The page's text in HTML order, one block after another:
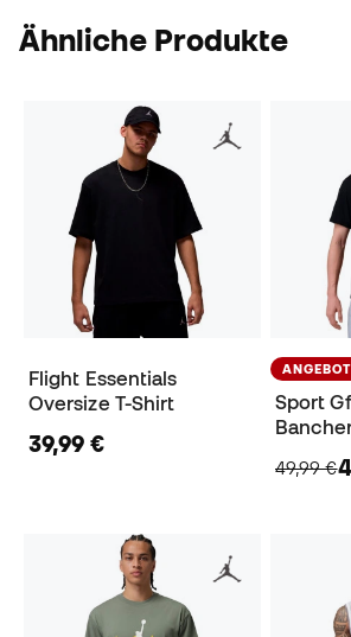
Ähnliche Produkte
Flight Essentials
Oversize T-Shirt
39,99 €
ANGEBOT
Sport
49,99 €